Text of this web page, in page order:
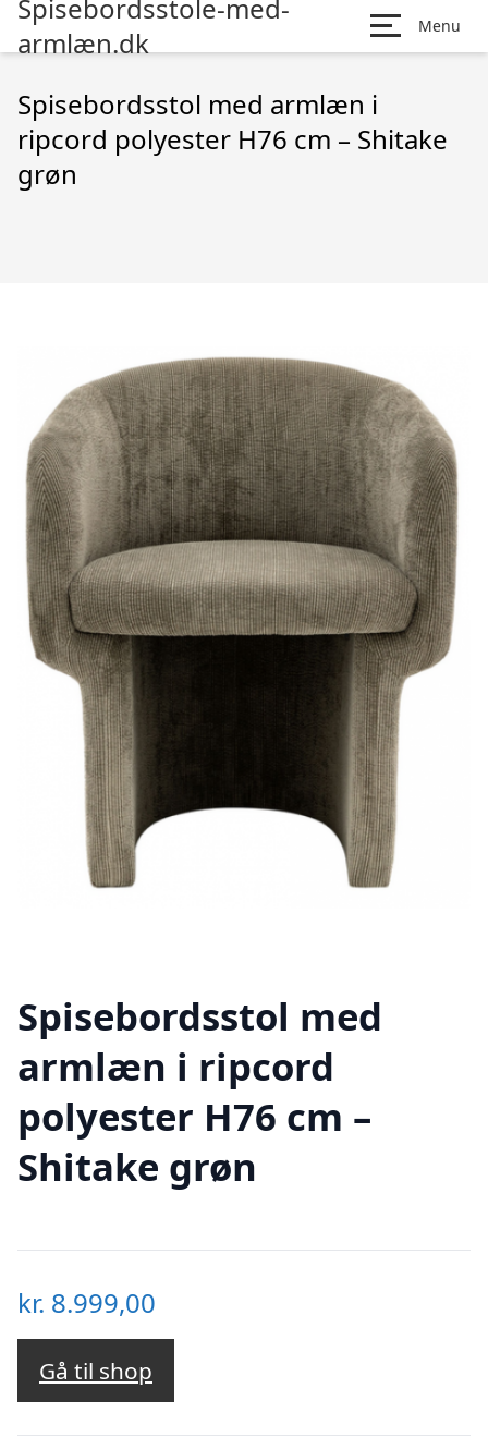
Spisebordsstole-med-
armlæn.dk
Menu
Spisebordsstol med armlæn i
ripcord polyester H76 cm – Shitake
grøn
Spisebordsstol med
armlæn i ripcord
polyester H76 cm –
Shitake grøn
kr. 8.999,00
Gå til shop